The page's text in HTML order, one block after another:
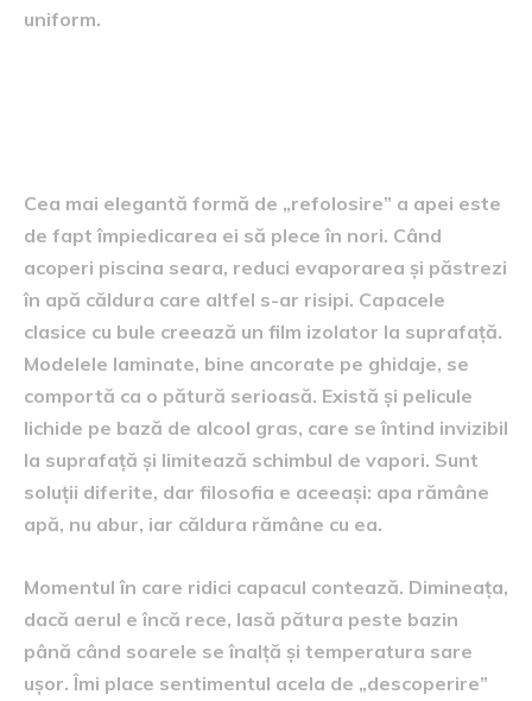
uniform.
Cea mai elegantă formă de „refolosire” a apei este
de fapt împiedicarea ei să plece în nori. Când
acoperi piscina seara, reduci evaporarea și păstrezi
în apă căldura care altfel s-ar risipi. Capacele
clasice cu bule creează un film izolator la suprafață.
Modelele laminate, bine ancorate pe ghidaje, se
comportă ca o pătură serioasă. Există și pelicule
lichide pe bază de alcool gras, care se întind invizibil
la suprafață și limitează schimbul de vapori. Sunt
soluții diferite, dar filosofia e aceeași: apa rămâne
apă, nu abur, iar căldura rămâne cu ea.
Momentul în care ridici capacul contează. Dimineața,
dacă aerul e încă rece, lasă pătura peste bazin
până când soarele se înalță și temperatura sare
ușor. Îmi place sentimentul acela de „descoperire”